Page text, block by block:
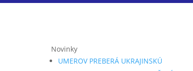
Novinky
UMEROV PREBERÁ UKRAJINSKÚ